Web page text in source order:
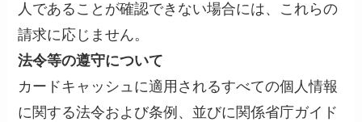
人であることが確認できない場合には、これらの
請求に応じません。
法令等の遵守について
カードキャッシュに適用されるすべての個人情報
に関する法令および条例、並びに関係省庁ガイド